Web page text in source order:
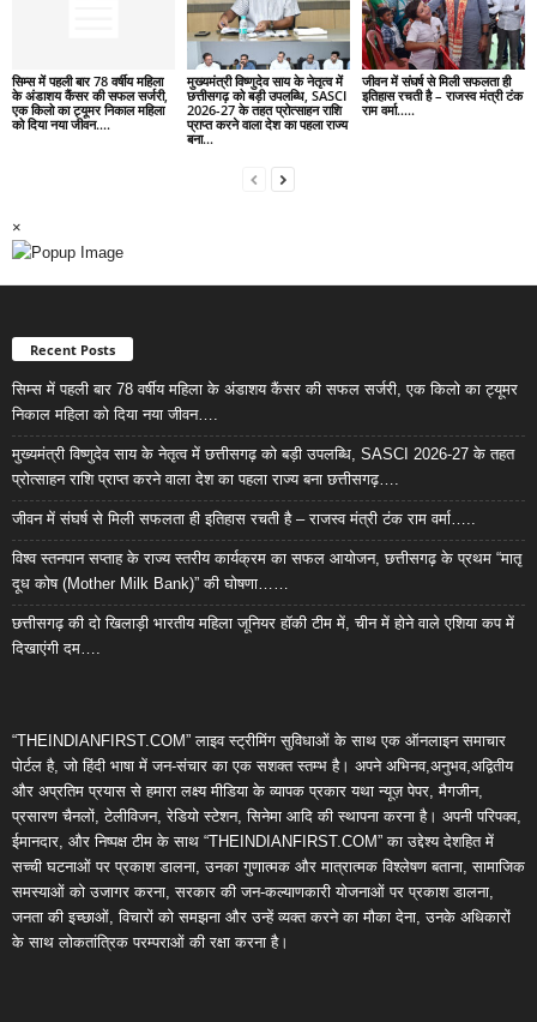
सिम्स में पहली बार 78 वर्षीय महिला
के अंडाशय कैंसर की सफल सर्जरी,
एक किलो का ट्यूमर निकाल महिला
को दिया नया जीवन….
मुख्यमंत्री विष्णुदेव साय के नेतृत्व में
छत्तीसगढ़ को बड़ी उपलब्धि, SASCI
2026-27 के तहत प्रोत्साहन राशि
प्राप्त करने वाला देश का पहला राज्य
बना...
जीवन में संघर्ष से मिली सफलता ही
इतिहास रचती है – राजस्व मंत्री टंक
राम वर्मा…..
×
Recent Posts
सिम्स में पहली बार 78 वर्षीय महिला के अंडाशय कैंसर की सफल सर्जरी, एक किलो का ट्यूमर
निकाल महिला को दिया नया जीवन….
मुख्यमंत्री विष्णुदेव साय के नेतृत्व में छत्तीसगढ़ को बड़ी उपलब्धि, SASCI 2026-27 के तहत
प्रोत्साहन राशि प्राप्त करने वाला देश का पहला राज्य बना छत्तीसगढ़….
जीवन में संघर्ष से मिली सफलता ही इतिहास रचती है – राजस्व मंत्री टंक राम वर्मा…..
विश्व स्तनपान सप्ताह के राज्य स्तरीय कार्यक्रम का सफल आयोजन, छत्तीसगढ़ के प्रथम “मातृ
दूध कोष (Mother Milk Bank)” की घोषणा……
छत्तीसगढ़ की दो खिलाड़ी भारतीय महिला जूनियर हॉकी टीम में, चीन में होने वाले एशिया कप में
दिखाएंगी दम….
“THEINDIANFIRST.COM” लाइव स्ट्रीमिंग सुविधाओं के साथ एक ऑनलाइन समाचार
पोर्टल है, जो हिंदी भाषा में जन-संचार का एक सशक्त स्तम्भ है। अपने अभिनव,अनुभव,अद्वितीय
और अप्रतिम प्रयास से हमारा लक्ष्य मीडिया के व्यापक प्रकार यथा न्यूज़ पेपर, मैगजीन,
प्रसारण चैनलों, टेलीविजन, रेडियो स्टेशन, सिनेमा आदि की स्थापना करना है। अपनी परिपक्व,
ईमानदार, और निष्पक्ष टीम के साथ “THEINDIANFIRST.COM” का उद्देश्य देशहित में
सच्ची घटनाओं पर प्रकाश डालना, उनका गुणात्मक और मात्रात्मक विश्लेषण बताना, सामाजिक
समस्याओं को उजागर करना, सरकार की जन-कल्याणकारी योजनाओं पर प्रकाश डालना,
जनता की इच्छाओं, विचारों को समझना और उन्हें व्यक्त करने का मौका देना, उनके अधिकारों
के साथ लोकतांत्रिक परम्पराओं की रक्षा करना है।